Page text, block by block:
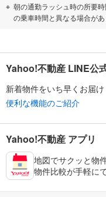
朝の通勤ラッシュ時の所要
の乗車時間と異なる場合があ
Yahoo!不動産 LINE公
新着物件をいち早くお届け
便利な機能のご紹介
Yahoo!不動産 アプリ
地図でサクッと物
物件比較が手軽に